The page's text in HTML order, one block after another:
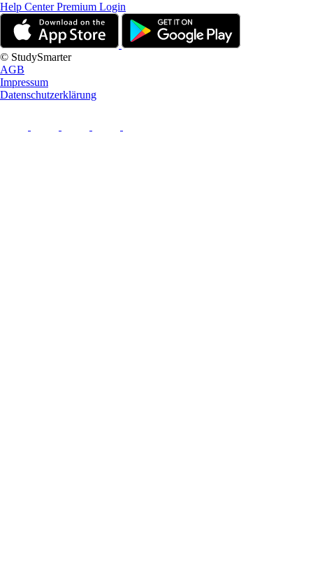
Help CenterPremium Login
© StudySmarter
AGB
Impressum
Datenschutzerklärung